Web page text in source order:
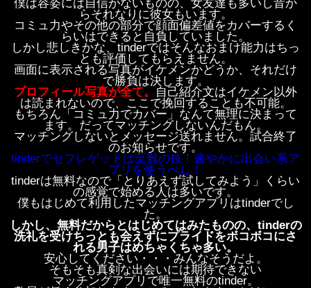
僕は容姿には自信がないものの、女友達も多いし昔か
らそれなりに彼女もいます。
コミュ力やその他の部分で顔面偏差値をカバーするく
らいはできると自負していました。
しかし悲しきかな、tinderではそんなおまけ能力はちっ
とも評価してもらえません。
画面に表示される写真がイケメンかどうか、それだけ
で勝負は決します。
プロフィール写真が全て。
自己紹介文はイケメン以外
は読まれないので、ここで挽回することも不可能。
もちろん「コミュ力でカバー」なんて無理に決まって
ます。だってマッチングしないんだもん。
マッチングしないとメッセージ送れません。試合終了
のお知らせです。
tinderでセフレゲットは至難の技！速やかに出会い系ア
プリを使うべし！
tinderは無料なので「とりあえず試してみよう」くらい
の感覚で始める人は多いです。
僕もはじめて利用したマッチングアプリはtinderでし
た。
しかし、無料だからとはじめてはみたものの、tinderの
洗礼を受けちっとも会えずにプライドをボコボコにさ
れる男子はめちゃくちゃ多い。
安心してください・・・みんなそうだよ。
そもそも真剣な出会いには期待できない
マッチングアプリで唯一無料のtinder。